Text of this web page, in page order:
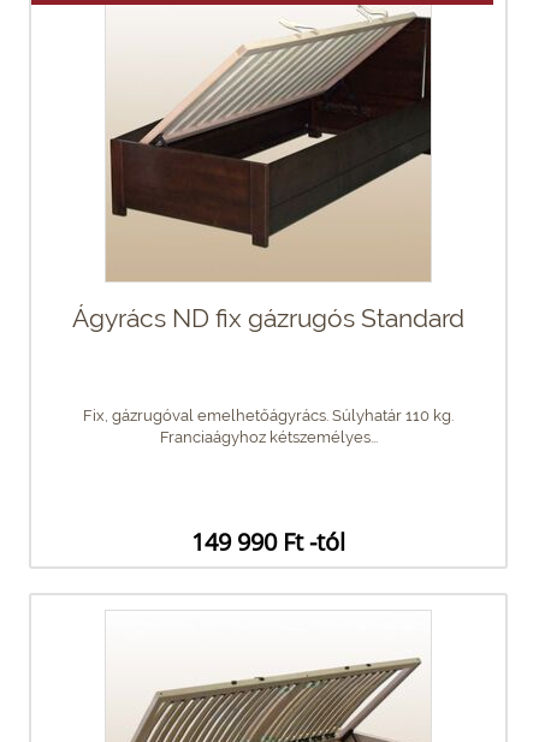
Ágyrács ND fix gázrugós Standard
Fix, gázrugóval emelhetőágyrács. Súlyhatár 110 kg.
Franciaágyhoz kétszemélyes...
149 990 Ft -tól